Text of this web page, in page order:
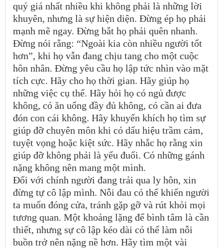
quý giá nhất nhiều khi không phải là những lời
khuyên, nhưng là sự hiện diện. Đừng ép họ phải
mạnh mẽ ngay. Đừng bắt họ phải quên nhanh.
Đừng nói rằng: “Ngoài kia còn nhiều người tốt
hơn”, khi họ vẫn đang chịu tang cho một cuộc
hôn nhân. Đừng yêu cầu họ lập tức nhìn vào mặt
tích cực. Hãy cho họ thời gian. Hãy giúp họ
những việc cụ thể. Hãy hỏi họ có ngủ được
không, có ăn uống đầy đủ không, có cần ai đưa
đón con cái không. Hãy khuyến khích họ tìm sự
giúp đỡ chuyên môn khi có dấu hiệu trầm cảm,
tuyệt vọng hoặc kiệt sức. Hãy nhắc họ rằng xin
giúp đỡ không phải là yếu đuối. Có những gánh
nặng không nên mang một mình.
Đối với chính người đang trải qua ly hôn, xin
đừng tự cô lập mình. Nỗi đau có thể khiến người
ta muốn đóng cửa, tránh gặp gỡ và rút khỏi mọi
tương quan. Một khoảng lặng để bình tâm là cần
thiết, nhưng sự cô lập kéo dài có thể làm nỗi
buồn trở nên nặng nề hơn. Hãy tìm một vài